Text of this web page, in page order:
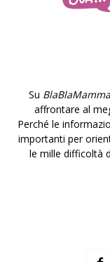
Su
affrontare al
Perché le
importanti per
le mille difficoltà